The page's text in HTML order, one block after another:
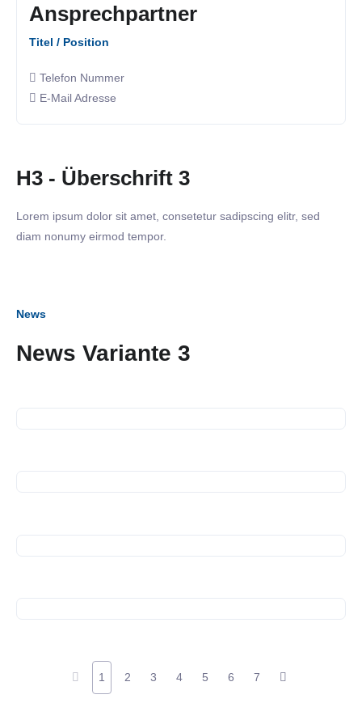
Ansprechpartner
Titel / Position
Telefon Nummer
E-Mail Adresse
H3 - Überschrift 3
Lorem ipsum dolor sit amet, consetetur sadipscing elitr, sed
diam nonumy eirmod tempor.
News
News Variante 3
1 2 3 4 5 6 7